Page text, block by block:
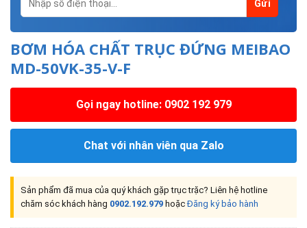
BƠM HÓA CHẤT TRỤC ĐỨNG MEIBAO
MD-50VK-35-V-F
Gọi ngay hotline: 0902 192 979
Chat với nhân viên qua Zalo
Sản phẩm đã mua của quý khách gặp trục trặc? Liên hệ hotline
chăm sóc khách hàng 0902.192.979 hoặcĐăng ký bảo hành